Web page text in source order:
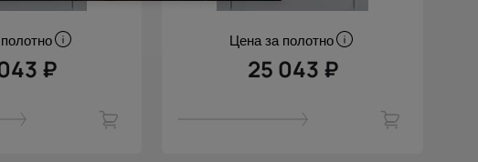
₽
Цена за полотно
25 043 ₽